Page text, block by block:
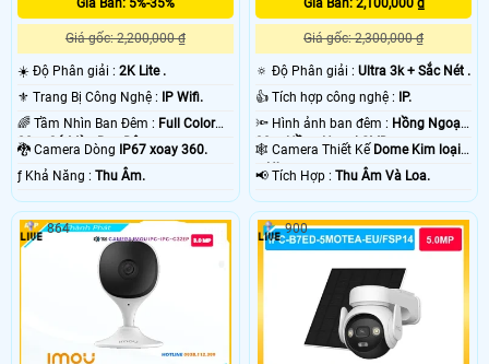
Giá Bán: 5%-35%
Giá gốc: 2,200,000 ₫
☀️ Độ Phân giải : 2K Lite .
⚜️ Trang Bị Công Nghệ :
IP Wifi.
🌈 Tầm Nhìn Ban Đêm : Full Color
20m Có Màu Ban Ðêm.
🐉️ Camera Dòng
IP67 xoay 360.
️ƒ Khả Năng : Thu Âm.
Giá Bán: 2,100,000 ₫
Giá gốc: 2,300,000 ₫
🔅 Độ Phân giải :Ultra 3k + Sắc Nét .
👍 Tích hợp công nghệ :
IP.
🔦 Hình ảnh ban đêm : Hồng Ngoại
30m Hồng Ngoại SMD.
🕸️ Camera Thiết Kế Dome Kim loại
+ Nhựa.
️📢 Tích Hợp :Thu Âm Và Loa.
864 900